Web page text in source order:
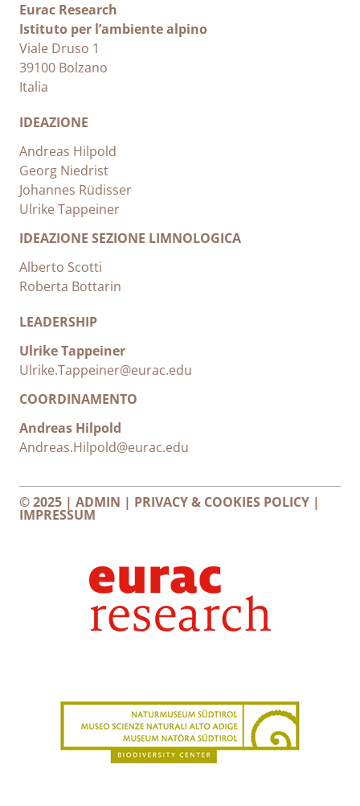
Eurac Research
Istituto per l’ambiente alpino
Viale Druso 1
39100 Bolzano
Italia
IDEAZIONE
Andreas Hilpold
Georg Niedrist
Johannes Rüdisser
Ulrike Tappeiner
IDEAZIONE SEZIONE LIMNOLOGICA
Alberto Scotti
Roberta Bottarin
LEADERSHIP
Ulrike Tappeiner
Ulrike.Tappeiner@eurac.edu
COORDINAMENTO
Andreas Hilpold
Andreas.Hilpold@eurac.edu
© 2025 | ADMIN | PRIVACY & COOKIES POLICY |
IMPRESSUM